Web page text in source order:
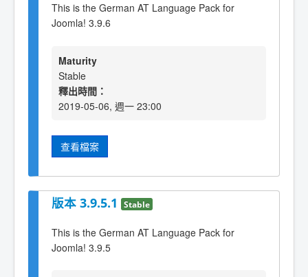
This is the German AT Language Pack for
Joomla! 3.9.6
Maturity
Stable
釋出時間：
2019-05-06, 週一 23:00
查看檔案
版本 3.9.5.1 Stable
This is the German AT Language Pack for
Joomla! 3.9.5